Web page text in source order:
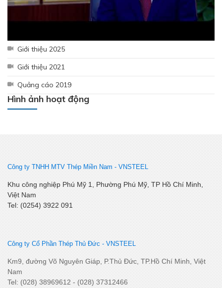
Giới thiệu 2025
Giới thiệu 2021
Quảng cáo 2019
Hình ảnh hoạt động
Công ty TNHH MTV Thép Miền Nam - VNSTEEL
Khu công nghiệp Phú Mỹ 1, Phường Phú Mỹ, TP Hồ Chí Minh,
Việt Nam
Tel: (0254) 3922 091
Công ty Cổ Phần Thép Thủ Đức - VNSTEEL
Km9, đường Võ Nguyên Giáp, P.Thủ Đức, TP.Hồ Chí Minh, Việt
Nam
Tel: (028) 38969612 - (028) 37312466